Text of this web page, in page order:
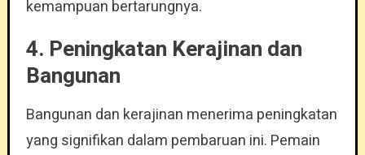
kemampuan bertarungnya.
4. Peningkatan Kerajinan dan
Bangunan
Bangunan dan kerajinan menerima peningkatan
yang signifikan dalam pembaruan ini. Pemain